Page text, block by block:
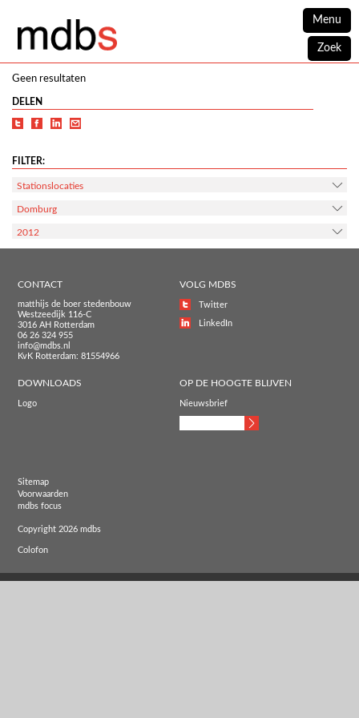
Menu
Zoek
Geen resultaten
DELEN
FILTER:
Stationslocaties
Domburg
2012
CONTACT
matthijs de boer stedenbouw
Westzeedijk 116-C
3016 AH Rotterdam
06 26 324 955
info@mdbs.nl
KvK Rotterdam: 81554966
VOLG MDBS
Twitter
LinkedIn
DOWNLOADS
Logo
OP DE HOOGTE BLIJVEN
Nieuwsbrief
Sitemap
Voorwaarden
mdbs focus
Copyright 2026 mdbs
Colofon